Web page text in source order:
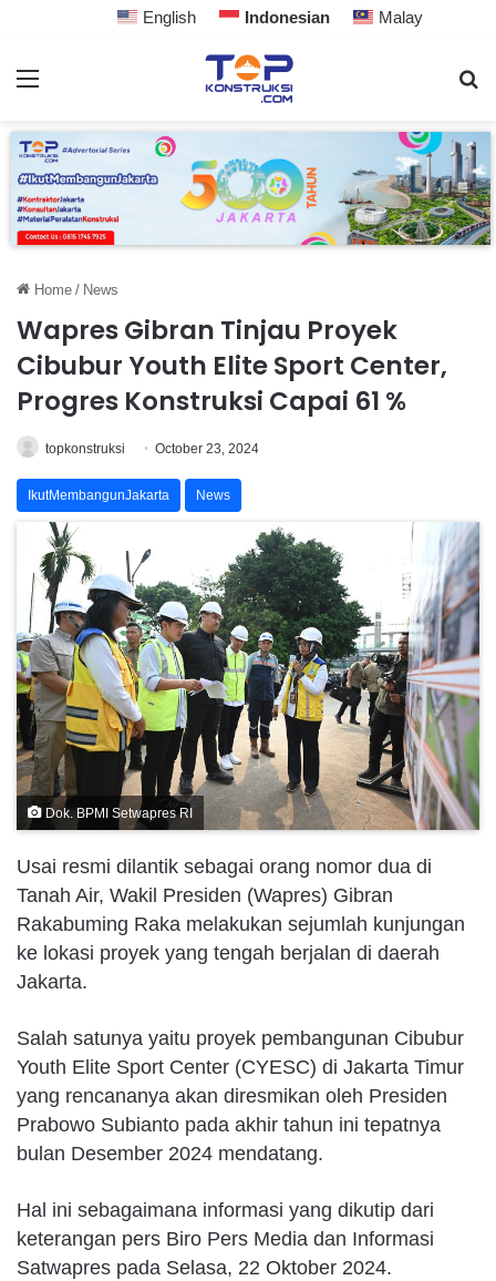
English Indonesian Malay
Home / News
Wapres Gibran Tinjau Proyek
Cibubur Youth Elite Sport Center,
Progres Konstruksi Capai 61 %
topkonstruksi October 23, 2024
IkutMembangunJakarta News
Dok. BPMI Setwapres RI
Usai resmi dilantik sebagai orang nomor dua di
Tanah Air, Wakil Presiden (Wapres) Gibran
Rakabuming Raka melakukan sejumlah kunjungan
ke lokasi proyek yang tengah berjalan di daerah
Jakarta.
Salah satunya yaitu proyek pembangunan Cibubur
Youth Elite Sport Center (CYESC) di Jakarta Timur
yang rencananya akan diresmikan oleh Presiden
Prabowo Subianto pada akhir tahun ini tepatnya
bulan Desember 2024 mendatang.
Hal ini sebagaimana informasi yang dikutip dari
keterangan pers Biro Pers Media dan Informasi
Satwapres pada Selasa, 22 Oktober 2024.